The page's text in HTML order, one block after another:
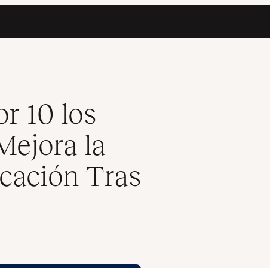
de la Aplicación Tras Migrar a Kinsta
10 los
la
Tras